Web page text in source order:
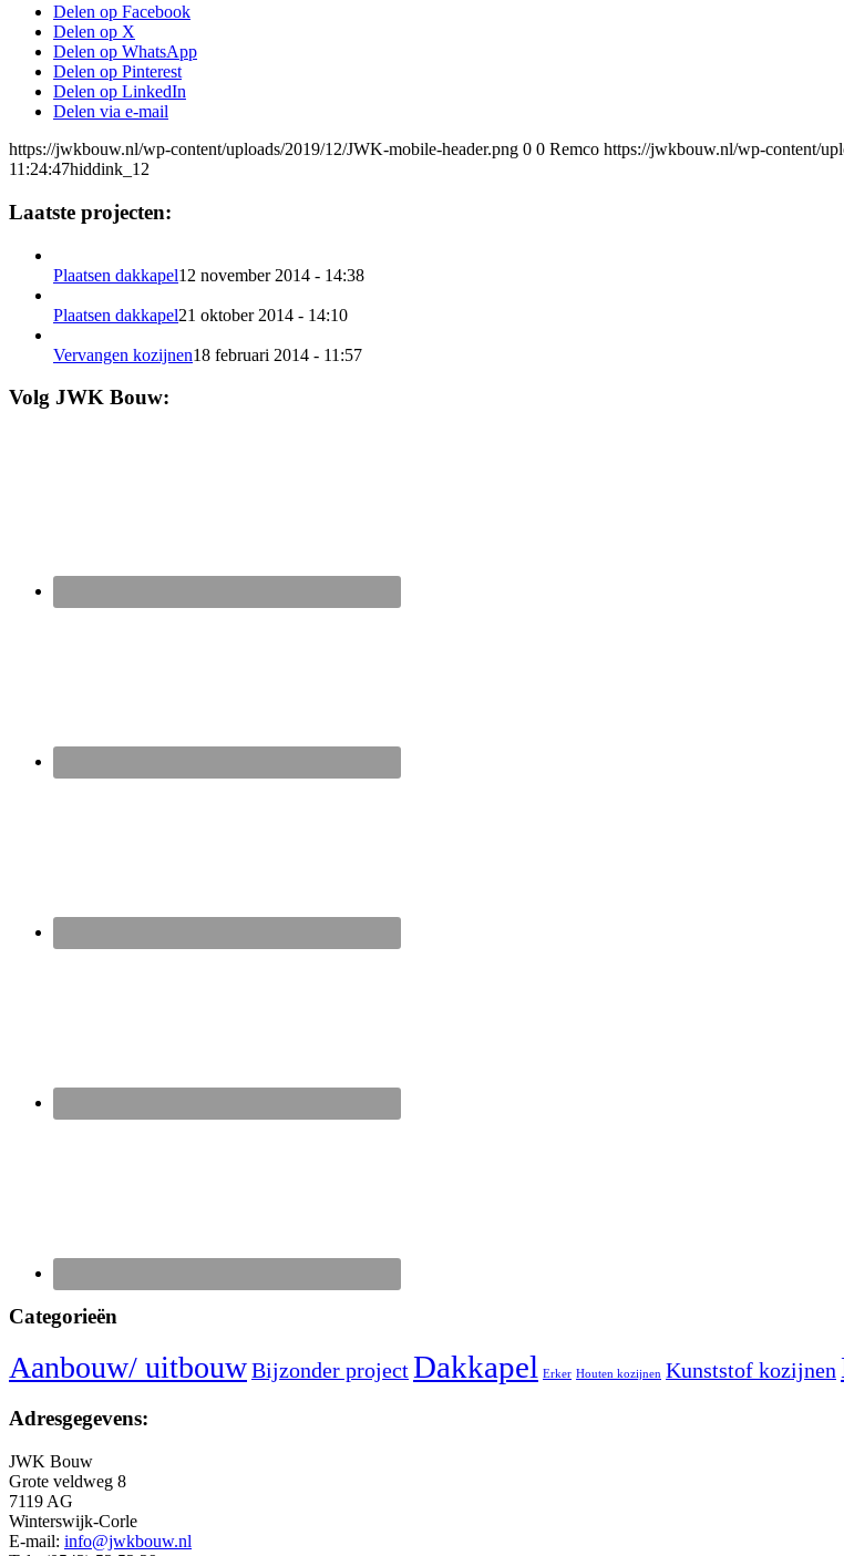
Delen op Facebook
Delen op X
Delen op WhatsApp
Delen op Pinterest
Delen op LinkedIn
Delen via e-mail
https://jwkbouw.nl/wp-content/uploads/2019/12/JWK-mobile-header.png 0 0 Remco https://jwkbouw.nl/wp-content/
11:24:47hiddink_12
Laatste projecten:
Plaatsen dakkapel12 november 2014 - 14:38
Plaatsen dakkapel21 oktober 2014 - 14:10
Vervangen kozijnen18 februari 2014 - 11:57
Volg JWK Bouw:
Categorieën
Aanbouw/ uitbouwBijzonder projectDakkapel Erker Houten kozijnen Kunststof kozijnen
Adresgegevens:
JWK Bouw
Grote veldweg 8
7119 AG
Winterswijk-Corle
E-mail: info@jwkbouw.nl